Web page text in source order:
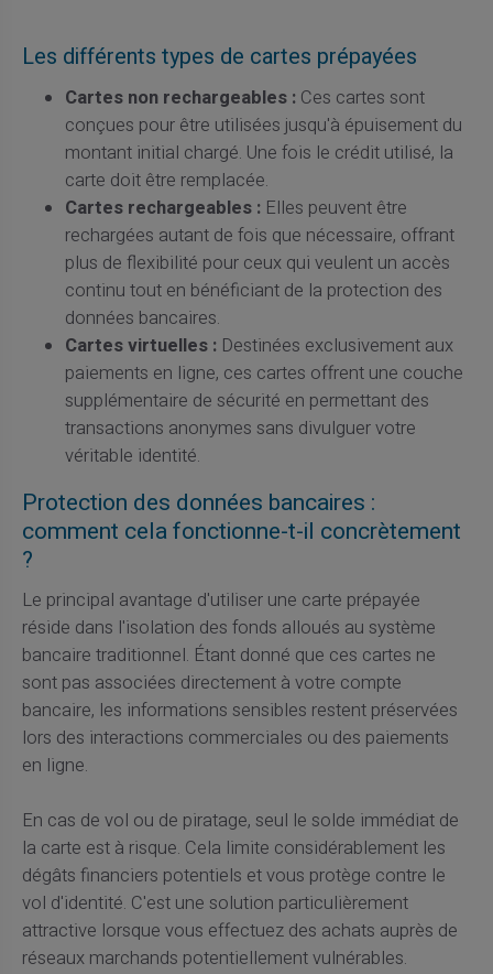
Les différents types de cartes prépayées
Cartes non rechargeables : Ces cartes sont
conçues pour être utilisées jusqu'à épuisement du
montant initial chargé. Une fois le crédit utilisé, la
carte doit être remplacée.
Cartes rechargeables : Elles peuvent être
rechargées autant de fois que nécessaire, offrant
plus de flexibilité pour ceux qui veulent un accès
continu tout en bénéficiant de la protection des
données bancaires.
Cartes virtuelles : Destinées exclusivement aux
paiements en ligne, ces cartes offrent une couche
supplémentaire de sécurité en permettant des
transactions anonymes sans divulguer votre
véritable identité.
Protection des données bancaires :
comment cela fonctionne-t-il concrètement
?
Le principal avantage d'utiliser une carte prépayée
réside dans l'isolation des fonds alloués au système
bancaire traditionnel. Étant donné que ces cartes ne
sont pas associées directement à votre compte
bancaire, les informations sensibles restent préservées
lors des interactions commerciales ou des paiements
en ligne.
En cas de vol ou de piratage, seul le solde immédiat de
la carte est à risque. Cela limite considérablement les
dégâts financiers potentiels et vous protège contre le
vol d'identité. C'est une solution particulièrement
attractive lorsque vous effectuez des achats auprès de
réseaux marchands potentiellement vulnérables.